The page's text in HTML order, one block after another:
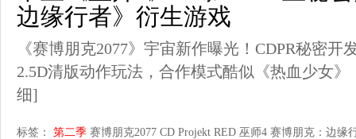
边缘行者》衍生游戏
《赛博朋克2077》宇宙新作曝光！CDPR秘密
2.5D清版动作玩法，合作模式酷似《热血少女
细]
标签： 第二季 赛博朋克2077 CD Projekt RED 巫师4 赛博朋克：边缘